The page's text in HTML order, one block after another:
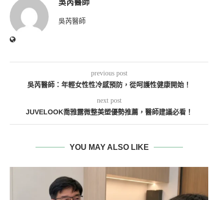
吳芮醫師
吳芮醫師
previous post
吳芮醫師：年輕女性性冷感預防，從呵護性健康開始！
next post
JUVELOOK喬雅露微整美塑優勢推薦，醫師建議必看！
YOU MAY ALSO LIKE